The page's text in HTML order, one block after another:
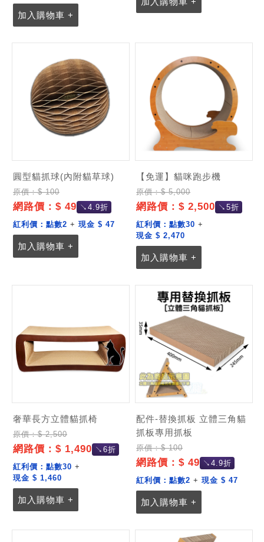
加入購物車 +
圓型貓抓球(內附貓草球)
原價：$ 100
網路價：$ 49 ↘4.9折
紅利價： 點數2 + 現金 $ 47
加入購物車 +
【免運】貓咪跑步機
原價：$ 5,000
網路價：$ 2,500 ↘5折
紅利價：點數30 +
現金 $ 2,470
加入購物車 +
奢華長方立體貓抓椅
原價：$ 2,500
網路價：$ 1,490 ↘6折
紅利價： 點數30 +
現金 $ 1,460
加入購物車 +
配件-替換抓板 立體三角貓
抓板專用抓板
原價：$ 100
網路價：$ 49 ↘4.9折
紅利價：點數2 +現金 $ 47
加入購物車 +
記住帳號